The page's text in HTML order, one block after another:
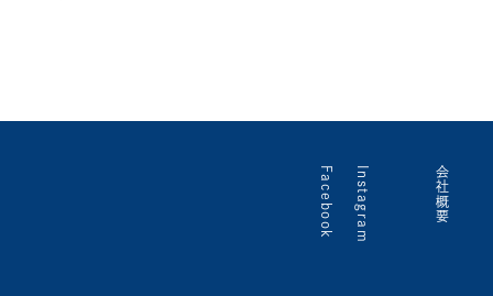
会社概要
Instagram
Facebook